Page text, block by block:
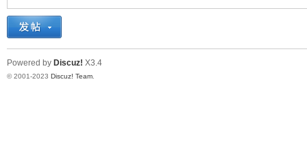
Powered by Discuz! X3.4
© 2001-2023 Discuz! Team.